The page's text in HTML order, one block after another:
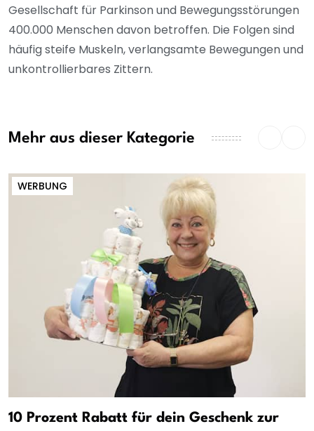
Gesellschaft für Parkinson und Bewegungsstörungen
400.000 Menschen davon betroffen. Die Folgen sind
häufig steife Muskeln, verlangsamte Bewegungen und
unkontrollierbares Zittern.
Mehr aus dieser Kategorie
WERBUNG
10 Prozent Rabatt für dein Geschenk zur